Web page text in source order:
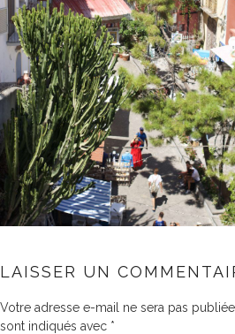
LAISSER UN
Votre adresse e-mail ne sera pas publiée.
sont indiqués avec *